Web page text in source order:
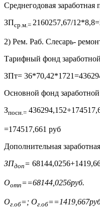
Среднегодовая заработная
ЗПср.м.= 2160257,67/
2) Рем. Раб. Слесарь-
Тарифный фонд
ЗПт=
Основной фонд
Зпосн.=
=174517,661 руб
Дополнительная
ЗПдоп=
Оотп==68144,0256руб.
Ог.об=; Ог.об=